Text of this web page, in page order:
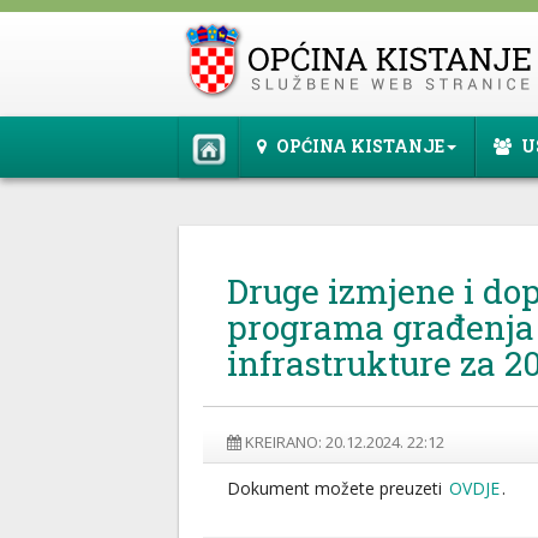
OPĆINA KISTANJE
Druge izmjene i
programa
infrastrukture za
KREIRANO: 20.12.2024. 22:12
Dokument možete preuzeti OVDJE.